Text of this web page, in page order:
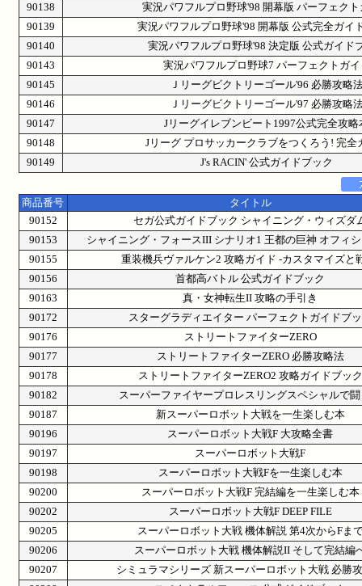
90138
実況パワフルプロ野球'98 開幕版 パーフェク
90139
実況パワフルプロ野球'98 開幕版 公式完全ガイ
90140
実況パワフルプロ野球'98 決定版 公式ガイド
90143
実況パワフルプロ野球7 パーフェクトガイ
90145
Ｊリーグビクトリーゴール'96 必勝攻略
90146
Ｊリーグビクトリーゴール'97 必勝攻略
90147
Jリーグイレブンビート1997公式完全攻略
90148
Jリーグ プロサッカークラブをつくろう! 完全
90149
J's RACIN' 公式ガイドブック
商品番号
タイトル
90152
セガ公式ガイドブック シャイニング・ウィズダ
90153
シャイニング・フォースIII シナリオ1 王都の巨神 オフィ
90155
重装機兵ヴァルケン2 攻略ガイド -カスタマイズと
90156
首都高バトル 公式ガイドブック
90163
真・女神転生II 攻略の手引き
90172
スターグラディエイター パーフェクトガイドブ
90176
ストリートファイターZERO
90177
ストリートファイターZERO 必勝攻略法
90178
ストリートファイターZERO2 攻略ガイドブック
90182
スーパーファイヤープロレスリングスペシャルで
90187
新スーパーロボット大戦を一生楽しむ本
90196
スーパーロボット大戦F 大攻略全書
90197
スーパーロボット大戦F
90198
スーパーロボット大戦Fを一生楽しむ本
90200
スーパーロボット大戦F 完結編を一生楽しむ本
90202
スーパーロボット大戦F DEEP FILE
90205
スーパーロボット大戦 機体解説 第4次からFま
90206
スーパーロボット大戦 機体解説II そして完結編
90207
シミュラマシリーズ 新スーパーロボット大戦 必勝